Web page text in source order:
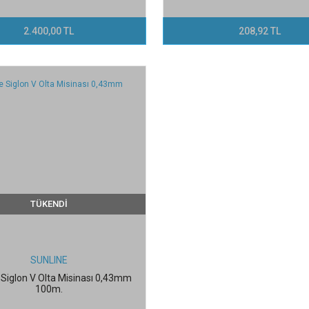
2.400,00 TL 208,92 TL
TÜKENDİ
SUNLINE
V Olta Misinası 0,43mm
100m.